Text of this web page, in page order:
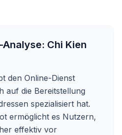
Chi Kien
den Online-Dienst
auf die Bereitstellung
spezialisiert hat.
ermöglicht es Nutzern,
effektiv vor